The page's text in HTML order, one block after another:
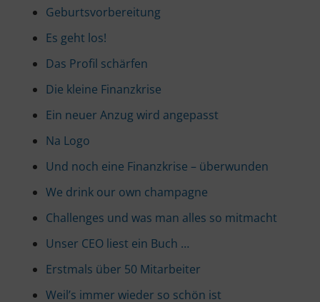
Geburtsvorbereitung
Es geht los!
Das Profil schärfen
Die kleine Finanzkrise
Ein neuer Anzug wird angepasst
Na Logo
Und noch eine Finanzkrise – überwunden
We drink our own champagne
Challenges und was man alles so mitmacht
Unser CEO liest ein Buch …
Erstmals über 50 Mitarbeiter
Weil’s immer wieder so schön ist